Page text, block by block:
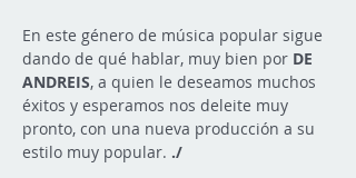
En este género de música popular sigue
dando de qué hablar, muy bien por DE
ANDREIS, a quien le deseamos muchos
éxitos y esperamos nos deleite muy
pronto, con una nueva producción a su
estilo muy popular. ./